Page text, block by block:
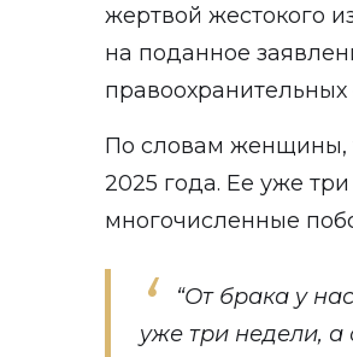
жертвой жестокого
на поданное
правоохранительных
По словам женщины,
2025 года. Ее уже
многочисленные
“От брака у
уже три недели, а